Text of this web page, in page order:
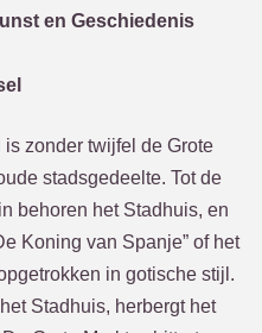
en Geschiedenis
zonder twijfel de Grote
stadsgedeelte. Tot de
behoren het Stadhuis, en
Koning van Spanje” of het
in gotische stijl.
Stadhuis, herbergt het